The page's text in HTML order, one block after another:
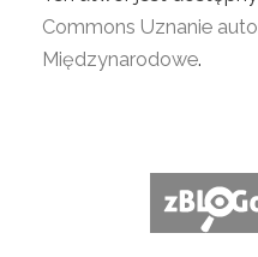
Commons Uznanie
Międzynarodowe.